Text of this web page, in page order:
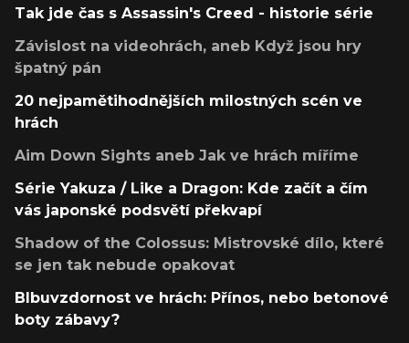
Tak jde čas s Assassin's Creed - historie série
Závislost na videohrách, aneb Když jsou hry
špatný pán
20 nejpamětihodnějších milostných scén ve
hrách
Aim Down Sights aneb Jak ve hrách míříme
Série Yakuza / Like a Dragon: Kde začít a čím
vás japonské podsvětí překvapí
Shadow of the Colossus: Mistrovské dílo, které
se jen tak nebude opakovat
Blbuvzdornost ve hrách: Přínos, nebo betonové
boty zábavy?